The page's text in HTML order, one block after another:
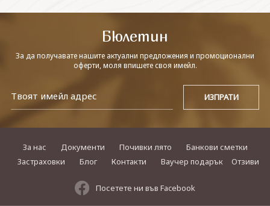
Бюлетин
За да получавате нашите актуални предложения и промоционални
оферти, моля впишете своя имейл.
За нас Документи Почивки лято
Банкови сметки
Застраховки
Блог Контакти Ваучер подарък Отзиви
Посетете ни във Facebook